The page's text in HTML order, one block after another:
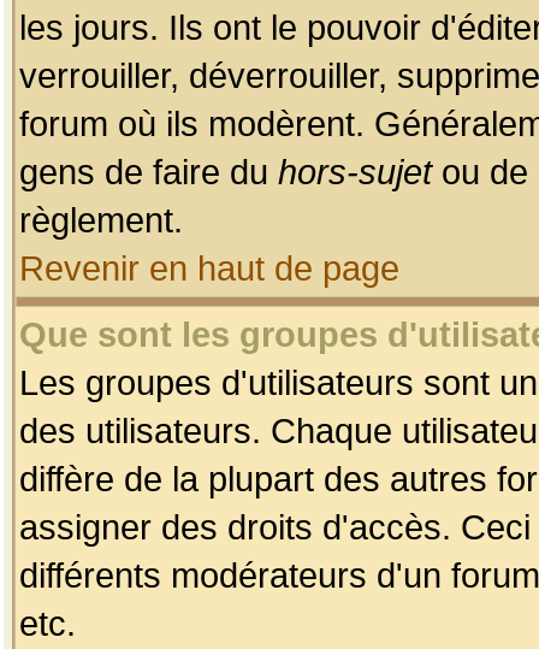
les jours. Ils ont le pouvoir
verrouiller, déverrouiller,
forum où ils modèrent.
gens de faire du hors-sujetou de
règlement.
Revenir en haut de page
Que sont les groupes
Les groupes d'utilisateurs sont
des utilisateurs. Chaque
diffère de la plupart des autres
assigner des droits d'accès.
différents modérateurs d'un
etc.